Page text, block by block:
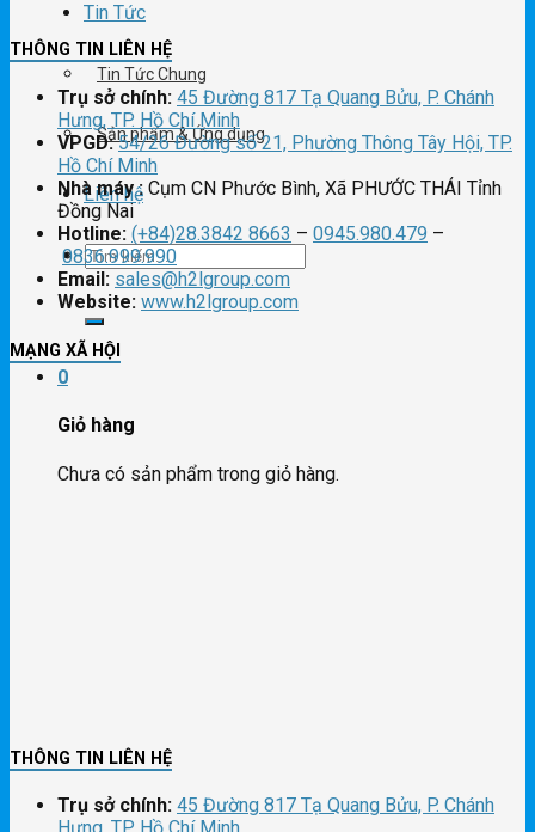
Tin Tức
Tin Tức Chung
Sản phẩm & Ứng dụng
Liên hệ
Tìm
kiếm:
0
Giỏ hàng
Chưa có sản phẩm trong giỏ hàng.
THÔNG TIN LIÊN HỆ
Trụ sở chính: 45 Đường 817 Tạ Quang Bửu, P. Chánh
Hưng, TP. Hồ Chí Minh
VPGD: 54/26 Đường số 21, Phường Thông Tây Hội, TP.
Hồ Chí Minh
Nhà máy : Cụm CN Phước Bình, Xã PHƯỚC THÁI Tỉnh
Đồng Nai
Hotline: (+84)28.3842 8663 – 0945.980.479 –
0836.999.990
Email: sales@h2lgroup.com
Website: www.h2lgroup.com
MẠNG XÃ HỘI
THÔNG TIN LIÊN HỆ
Trụ sở chính: 45 Đường 817 Tạ Quang Bửu, P. Chánh